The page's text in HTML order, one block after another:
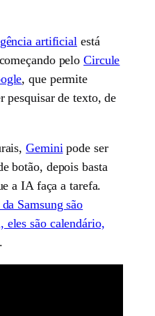
artificial está
peloCircule
, que permite
pesquisar de texto, de
Gemini pode ser
botão, depois basta
a IA faça a tarefa.
Samsung são
são calendário,